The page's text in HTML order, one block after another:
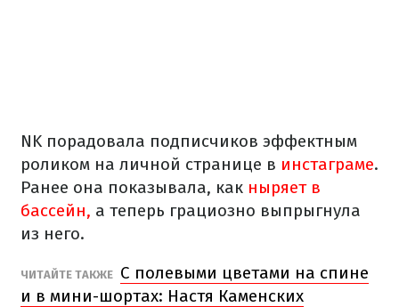
NK порадовала подписчиков эффектным
роликом на личной странице в инстаграме.
Ранее она показывала, как ныряет в
бассейн, а теперь грациозно выпрыгнула
из него.
ЧИТАЙТЕ ТАКЖЕ С полевыми цветами на спине
и в мини-шортах: Настя Каменских